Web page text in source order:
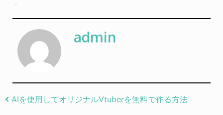
admin
Post navigation
AIを使用してオリジナルVtuberを無料で作る方法